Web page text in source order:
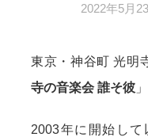
2022年5月
東京・神谷町 光明
寺の音楽会 誰そ彼
2003年に開始し